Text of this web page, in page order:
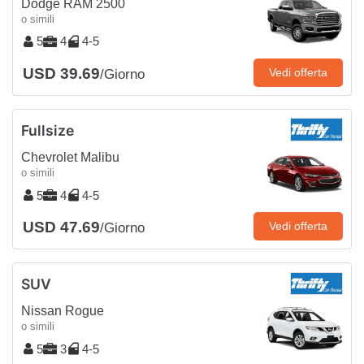
Dodge RAM 2500
o simili
5 4 4-5
USD 39.69/Giorno Vedi offerta
Fullsize
Chevrolet Malibu
o simili
5 4 4-5
USD 47.69/Giorno Vedi offerta
SUV
Nissan Rogue
o simili
5 3 4-5